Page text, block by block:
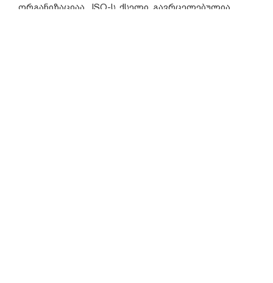
ორგანიზაციაა. ISO-ს ქსელი გავრცელებულია